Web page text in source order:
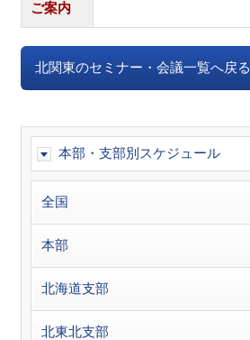
ご案内
北関東のセミナー・会議一覧へ戻る
本部・支部別スケジュール
全国
本部
北海道支部
北東北支部